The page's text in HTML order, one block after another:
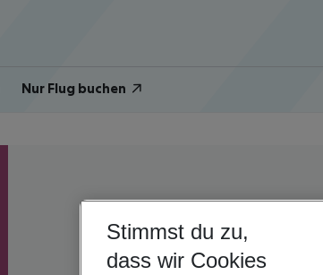
Nur Flug buchen
Stimmst du zu,
dass wir Cookies